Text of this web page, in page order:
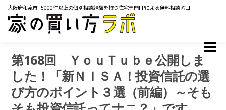
大阪府和泉市- 5000件以上の個別相談経験を持つ住宅専門FPによる無料相談窓口
メニュー
よくあるご質問
マネーコラム YOUTUBE イベント・セミナー
メディア掲載実績 レンタルスペース 会社概要
お問い合わせ
第168回 ＹｏｕＴｕｂｅ公開しま
した！「新ＮＩＳＡ！投資信託の選
び方のポイント３選（前編）～そも